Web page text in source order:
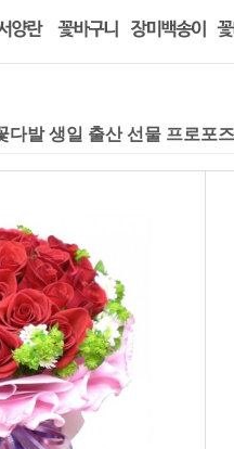
다발 생일 출산 선물 프로포